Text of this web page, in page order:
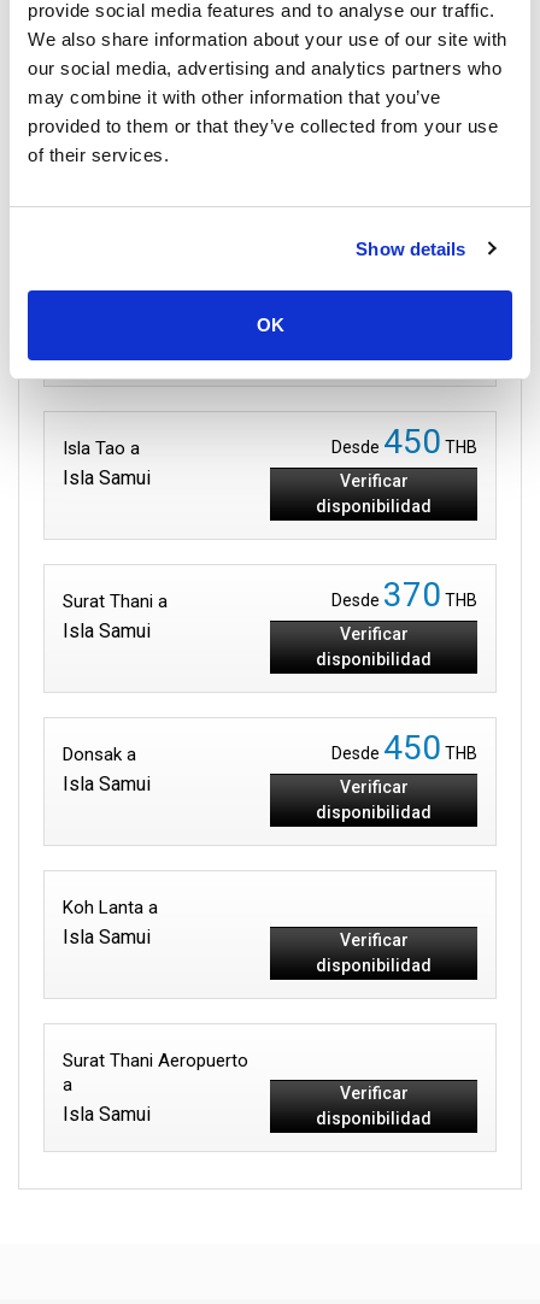
provide social media features and to analyse our traffic.
We also share information about your use of our site with
our social media, advertising and analytics partners who
may combine it with other information that you’ve
provided to them or that they’ve collected from your use
of their services.
Show details
OK
Fiesta de la Luna Llena 2025
29 Octubre 2025
Todas las ubicaciones
Isla de Phangan a Desde199THB
Isla Tao a
Isla Samui
Desde 450 THB
Verificar
disponibilidad
Surat Thani a
Isla Samui
Desde 370 THB
Verificar
disponibilidad
Donsak a
Isla Samui
Desde 450 THB
Verificar
disponibilidad
Koh Lanta a
Isla Samui
Verificar
disponibilidad
Surat Thani Aeropuerto
a
Isla Samui
Verificar
disponibilidad